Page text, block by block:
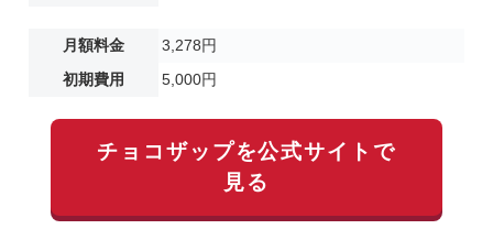
月額料金
3,278円
初期費用
5,000円
チョコザップを公式サイトで
見る